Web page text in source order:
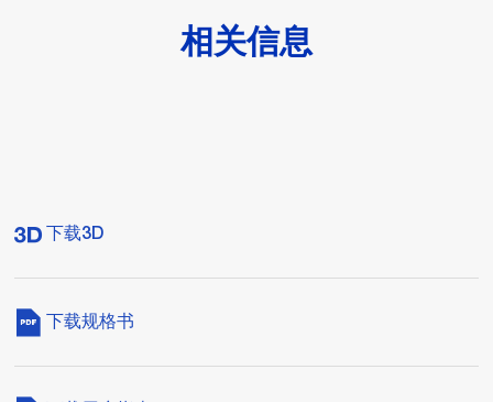
相关信息
下载3D
下载规格书